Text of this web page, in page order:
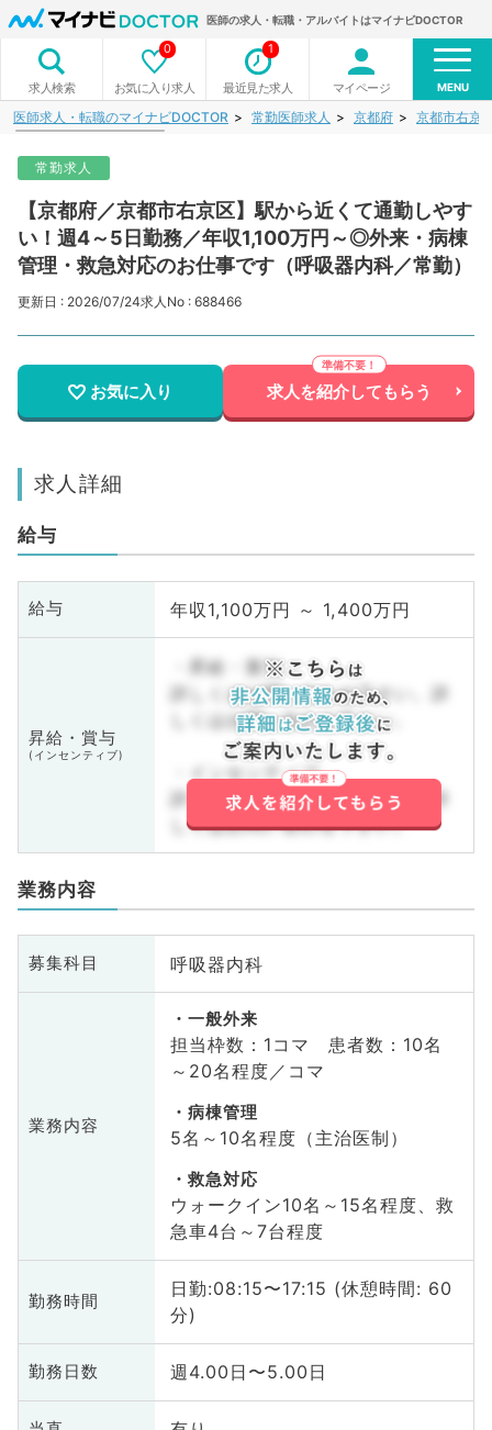
医師の求人・転職・アルバイトはマイナビDOCTOR
求人検索 お気に入り求人
0
最近見た求人
1
マイページ MENU
医師求人・転職のマイナビDOCTOR 常勤医師求人 京都府 京都市右京
常勤求人
【京都府／京都市右京区】駅から近くて通勤しやす
い！週4～5日勤務／年収1,100万円～◎外来・病棟
管理・救急対応のお仕事です（呼吸器内科／常勤）
更新日 : 2026/07/24求人No : 688466
お気に入り 求人を紹介してもらう
求人詳細
給与
給与 年収1,100万円 ～ 1,400万円
昇給・賞与
(インセンティブ)
・昇給・賞与
詳しくはお問い合わせ下さい。詳
しくはお問い合わせ下さい。
・インセンティブ
詳しくはお問い合わせ下さい。詳
しくはお問い合わせ下さい。
業務内容
募集科目 呼吸器内科
業務内容
一般外来
担当枠数：1コマ 患者数：10名
～20名程度／コマ
病棟管理
5名～10名程度（主治医制）
救急対応
ウォークイン10名～15名程度、救
急車4台～7台程度
勤務時間
日勤:08:15〜17:15 (休憩時間: 60
分)
勤務日数 週4.00日〜5.00日